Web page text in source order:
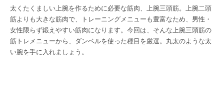
太くたくましい上腕を作るために必要な筋肉、上腕三頭筋。上腕二頭
筋よりも大きな筋肉で、トレーニングメニューも豊富なため、男性・
女性限らず鍛えやすい筋肉になります。今回は、そんな上腕三頭筋の
筋トレメニューから、ダンベルを使った種目を厳選。丸太のような太
い腕を手に入れましょう。